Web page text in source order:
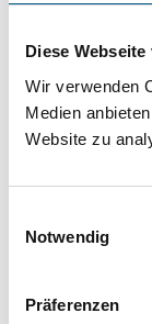
Diese
Wir verwenden
Medien
Website zu
Notwendig
Präferenzen
Suche bitte
beachten.
Kategorien